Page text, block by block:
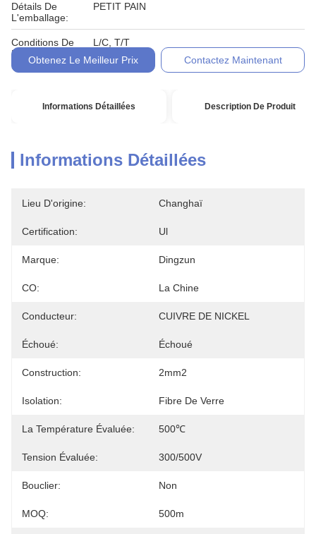
Détails De
L'emballage:
PETIT PAIN
Conditions De
Paiement:
L/C, T/T
Obtenez Le Meilleur Prix
Contactez Maintenant
Informations Détaillées Description De Produit
Informations Détaillées
Lieu D'origine: Changhaï
Certification: Ul
Marque: Dingzun
CO: La Chine
Conducteur: CUIVRE DE NICKEL
Échoué: Échoué
Construction: 2mm2
Isolation: Fibre De Verre
La Température Évaluée: 500℃
Tension Évaluée: 300/500V
Bouclier: Non
MOQ: 500m